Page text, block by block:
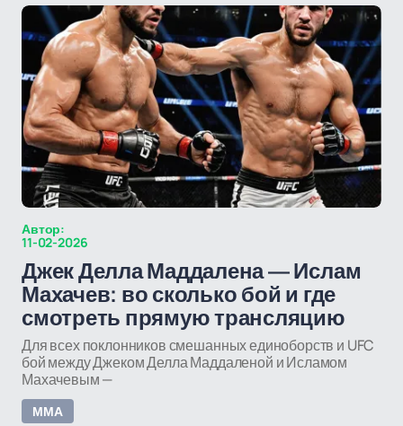
Автор:
11-02-2026
Джек Делла Маддалена — Ислам
Махачев: во сколько бой и где
смотреть прямую трансляцию
Для всех поклонников смешанных единоборств и UFC
бой между Джеком Делла Маддаленой и Исламом
Махачевым —
ММА